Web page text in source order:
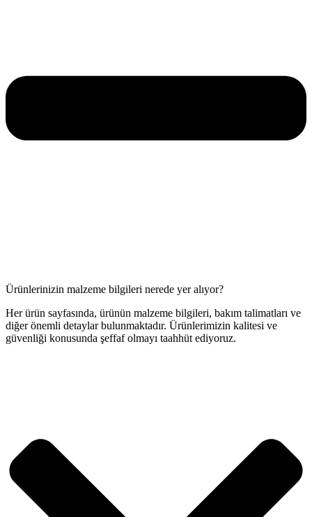
Ürünlerinizin malzeme bilgileri nerede yer alıyor?
Her ürün sayfasında, ürünün malzeme bilgileri, bakım talimatları ve
diğer önemli detaylar bulunmaktadır. Ürünlerimizin kalitesi ve
güvenliği konusunda şeffaf olmayı taahhüt ediyoruz.